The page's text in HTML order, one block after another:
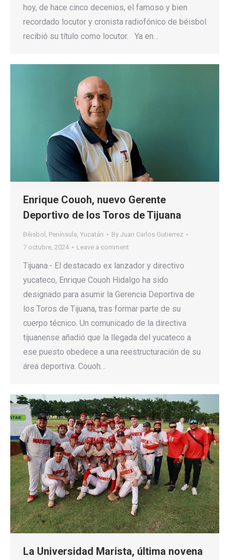
hoy, de hace cinco decenios, el famoso y bien
recordado locutor y cronista radiofónico de béisbol
recibió su título como locutor. Ya en…
Enrique Couoh, nuevo Gerente
Deportivo de los Toros de Tijuana
Béisbol , Península, Yucatán By Juan Carlos Gutierrez
7 octubre, 2024
Leave a comment
Tijuana.- El destacado ex lanzador y directivo
yucateco, Enrique Couoh Hidalgo ha sido
designado para asumir la Gerencia Deportiva de
los Toros de Tijuana, tras formar parte de su
cuerpo técnico. Un comunicado de la directiva
tijuanense añadió que la llegada del yucateco a
ese puesto obedece a una reestructuración de su
área deportiva. Couoh…
La Universidad Marista, última novena